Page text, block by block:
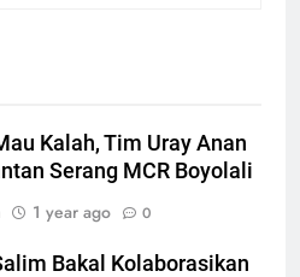
Kalah, Tim Uray Anan
Serang MCR Boyolali
1 year ago 0
Bakal Kolaborasikan